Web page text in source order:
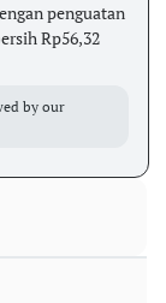
penguatan
Rp56,32
by our